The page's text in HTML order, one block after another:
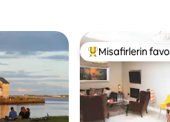
beğenilenler arasındaMisafirlerin
Misafirlerin